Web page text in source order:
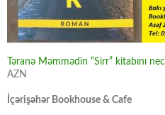
Təranə Məmmədin “Sirr” kitabını
AZN
İçərişəhər Bookhouse & Cafe